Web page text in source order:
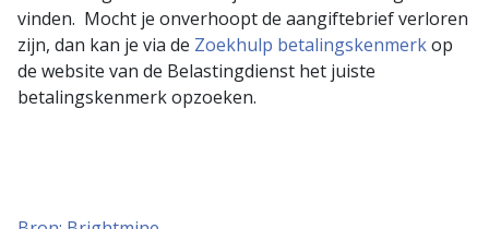
vinden. Mocht je onverhoopt de aangiftebrief verloren
zijn, dan kan je via de Zoekhulp betalingskenmerkop
de website van de Belastingdienst het juiste
betalingskenmerk opzoeken.